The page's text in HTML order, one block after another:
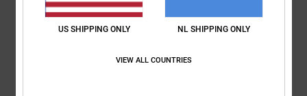
US SHIPPING ONLY NL SHIPPING ONLY
VIEW ALL COUNTRIES